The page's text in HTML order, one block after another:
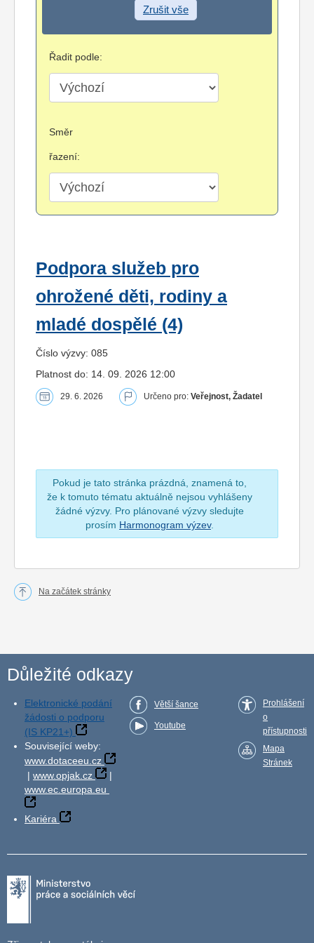
Zrušit vše
Řadit podle:
Směr
řazení:
Podpora služeb pro
ohrožené děti, rodiny a
mladé dospělé (4)
Číslo výzvy: 085
Platnost do: 14. 09. 2026 12:00
29. 6. 2026 Určeno pro: Veřejnost, Žadatel
Pokud je tato stránka prázdná, znamená to,
že k tomuto tématu aktuálně nejsou vyhlášeny
žádné výzvy. Pro plánované výzvy sledujte
prosím Harmonogram výzev.
Na začátek stránky
Důležité odkazy
Elektronické podání
žádosti o podporu
(IS KP21+)
Související weby:
www.dotaceeu.cz
| www.opjak.cz
|
www.ec.europa.eu
Kariéra
Větší šance
Youtube
Prohlášení
o
přístupnosti
Mapa
Stránek